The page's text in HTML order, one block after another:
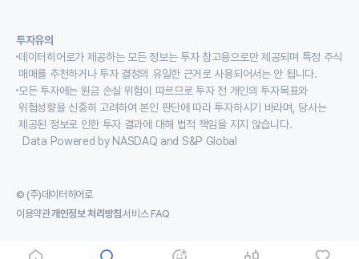
투자유의
데이터히어로가 제공하는 모든 정보는 투자 참고용으로만 제공되며 특정 주식
매매를 추천하거나 투자 결정의 유일한 근거로 사용되어서는 안 됩니다.
모든 투자에는 원금 손실 위험이 따르므로 투자 전 개인의 투자목표와
위험성향을 신중히 고려하여 본인 판단에 따라 투자하시기 바라며, 당사는
제공된 정보로 인한 투자 결과에 대해 법적 책임을 지지 않습니다.
Data Powered by NASDAQ and S&P Global
© (주)데이터히어로
이용약관개인정보 처리방침서비스 FAQ